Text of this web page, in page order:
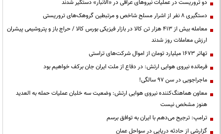
دو تروریست در عملیات نیروهای عراقی در «الانبار» دستگیر شدند
دستگیری ۸ نفر از اشرار مسلح شاخص و مرتبطین گروهک‌های تروریستی
معامله بیش از ۴۱۳ هزار تن کالا در بازار فیزیکی بورس کالا / حراج باز و پتروشیمی پیشران
ارزش معاملات روز شدند
تهاتر ۱۶۷۳ میلیارد تومان از اموال شرکت‌های تراستی
فرمانده نیروی هوایی ارتش: در دفاع از ملت ایران جان برکف خواهیم بود
ماجراجویی در سن ۹۷ سالگی!
معاون هماهنگ‌کننده نیروی هوایی ارتش: وضعیت سه خلبان عملیات حمله به العدید
هنوز مشخص نیست
ترامپ: ترجیح می‌دهم با ایران به توافق برسم
گزارشی از حادثه دریایی در سواحل عمان